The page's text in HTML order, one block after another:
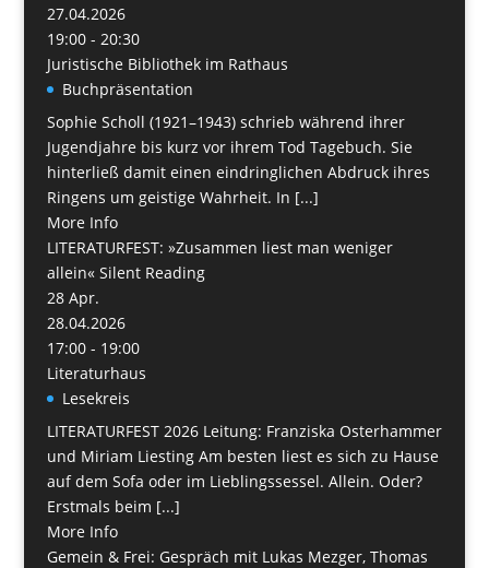
27.04.2026
19:00 - 20:30
Juristische Bibliothek im Rathaus
Buchpräsentation
Sophie Scholl (1921–1943) schrieb während ihrer
Jugendjahre bis kurz vor ihrem Tod Tagebuch. Sie
hinterließ damit einen eindringlichen Abdruck ihres
Ringens um geistige Wahrheit. In [...]
More Info
LITERATURFEST: »Zusammen liest man weniger
allein« Silent Reading
28 Apr.
28.04.2026
17:00 - 19:00
Literaturhaus
Lesekreis
LITERATURFEST 2026 Leitung: Franziska Osterhammer
und Miriam Liesting Am besten liest es sich zu Hause
auf dem Sofa oder im Lieblingssessel. Allein. Oder?
Erstmals beim [...]
More Info
Gemein & Frei: Gespräch mit Lukas Mezger, Thomas